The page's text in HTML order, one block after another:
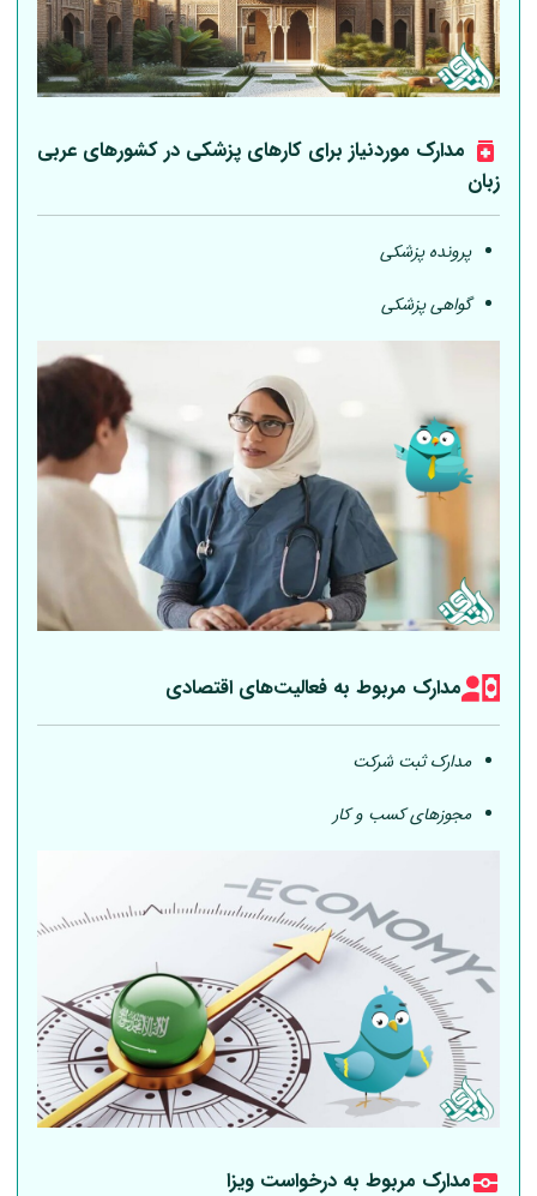
مدارک موردنیاز برای کارهای پزشکی در کشورهای عربی
زبان
پرونده پزشکی
گواهی پزشکی
مدارک مربوط به فعالیت‎‌های اقتصادی
مدارک ثبت شرکت
مجوزهای کسب و کار
مدارک مربوط به درخواست ویزا